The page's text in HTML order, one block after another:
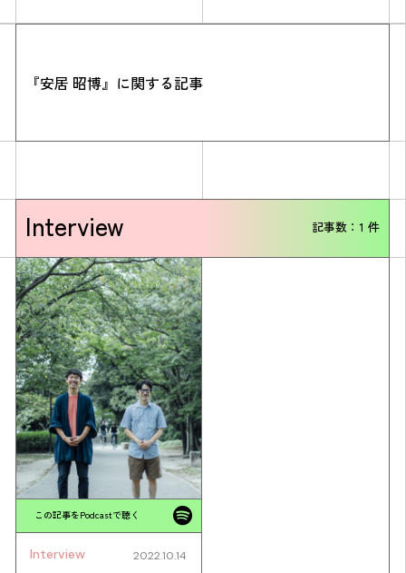
Simulation
CO₂削減効果を測る
Action list
アクションリスト
『安居 昭博』に関する記事
Interview 記事数：1 件
この記事をPodcastで聴く
Interview 2022.10.14